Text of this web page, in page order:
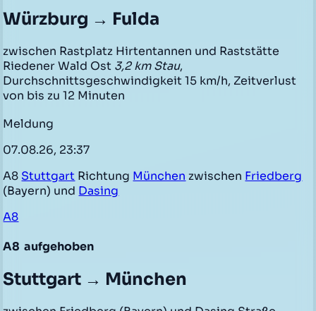
Würzburg → Fulda
zwischen Rastplatz Hirtentannen und Raststätte
Riedener Wald Ost 3,2 km Stau,
Durchschnittsgeschwindigkeit 15 km/h, Zeitverlust
von bis zu 12 Minuten
Meldung
07.08.26, 23:37
A8 Stuttgart Richtung München zwischen Friedberg
(Bayern) und Dasing
A8
A8 aufgehoben
Stuttgart → München